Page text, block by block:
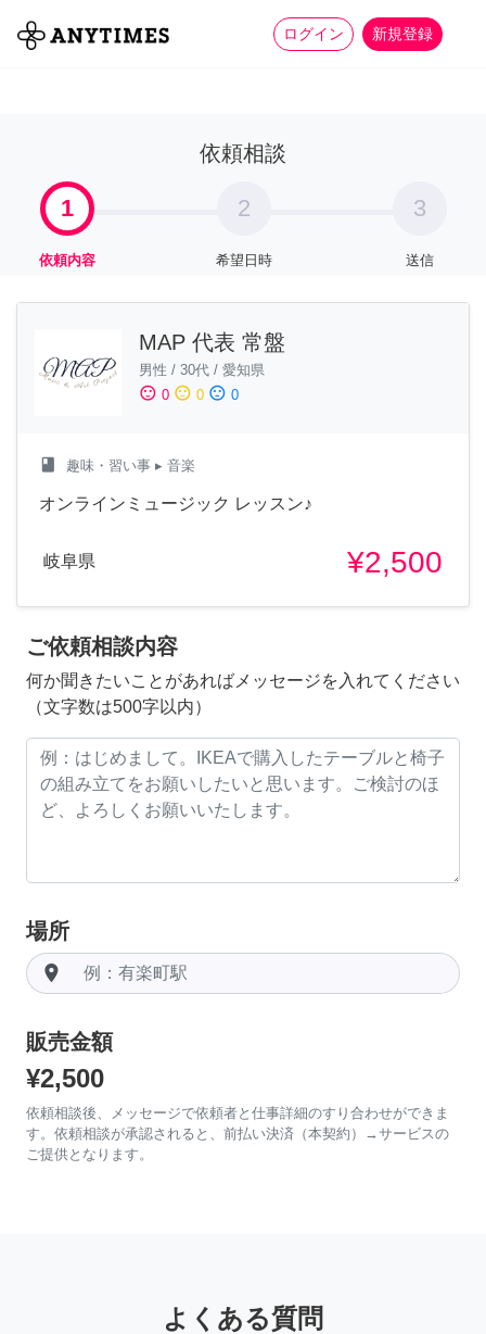
ログイン 新規登録
全て 家事 more_horiz
依頼相談
1
依頼内容
2
希望日時
3
送信
MAP 代表 常盤
男性 / 30代 / 愛知県
sentiment_satisfied 0 sentiment_neutral 0 sentiment_dissatisfied 0
class 趣味・習い事 ▸ 音楽
オンラインミュージック レッスン♪
岐阜県 ¥2,500
ご依頼相談内容
何か聞きたいことがあればメッセージを入れてください
（文字数は500字以内）
場所
room
販売金額
¥2,500
依頼相談後、メッセージで依頼者と仕事詳細のすり合わせができま
す。依頼相談が承認されると、前払い決済（本契約）→サービスの
ご提供となります。
よくある質問